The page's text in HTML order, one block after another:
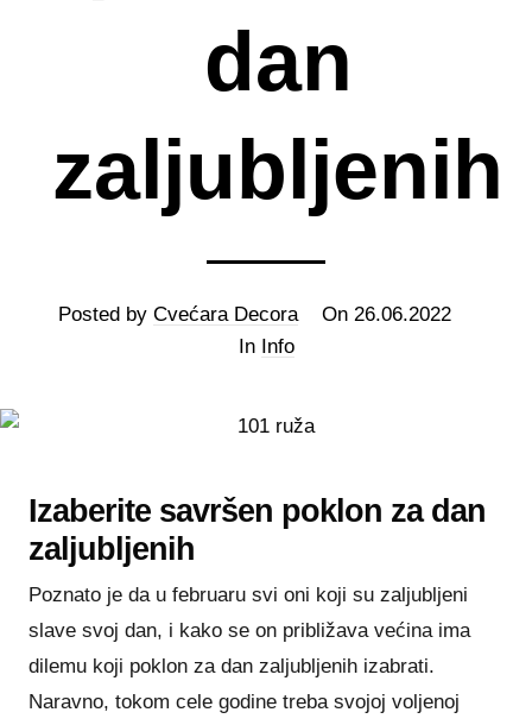
dan
zaljubljenih
Posted by Cvećara Decora On 26.06.2022
In Info
Izaberite savršen poklon za dan
zaljubljenih
Poznato je da u februaru svi oni koji su zaljubljeni
slave svoj dan, i kako se on približava većina ima
dilemu koji poklon za dan zaljubljenih izabrati.
Naravno, tokom cele godine treba svojoj voljenoj